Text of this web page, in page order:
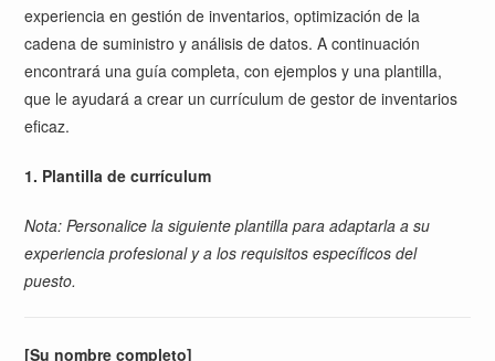
experiencia en gestión de inventarios, optimización de la
cadena de suministro y análisis de datos. A continuación
encontrará una guía completa, con ejemplos y una plantilla,
que le ayudará a crear un currículum de gestor de inventarios
eficaz.
1. Plantilla de currículum
Nota: Personalice la siguiente plantilla para adaptarla a su
experiencia profesional y a los requisitos específicos del
puesto.
[Su nombre completo]